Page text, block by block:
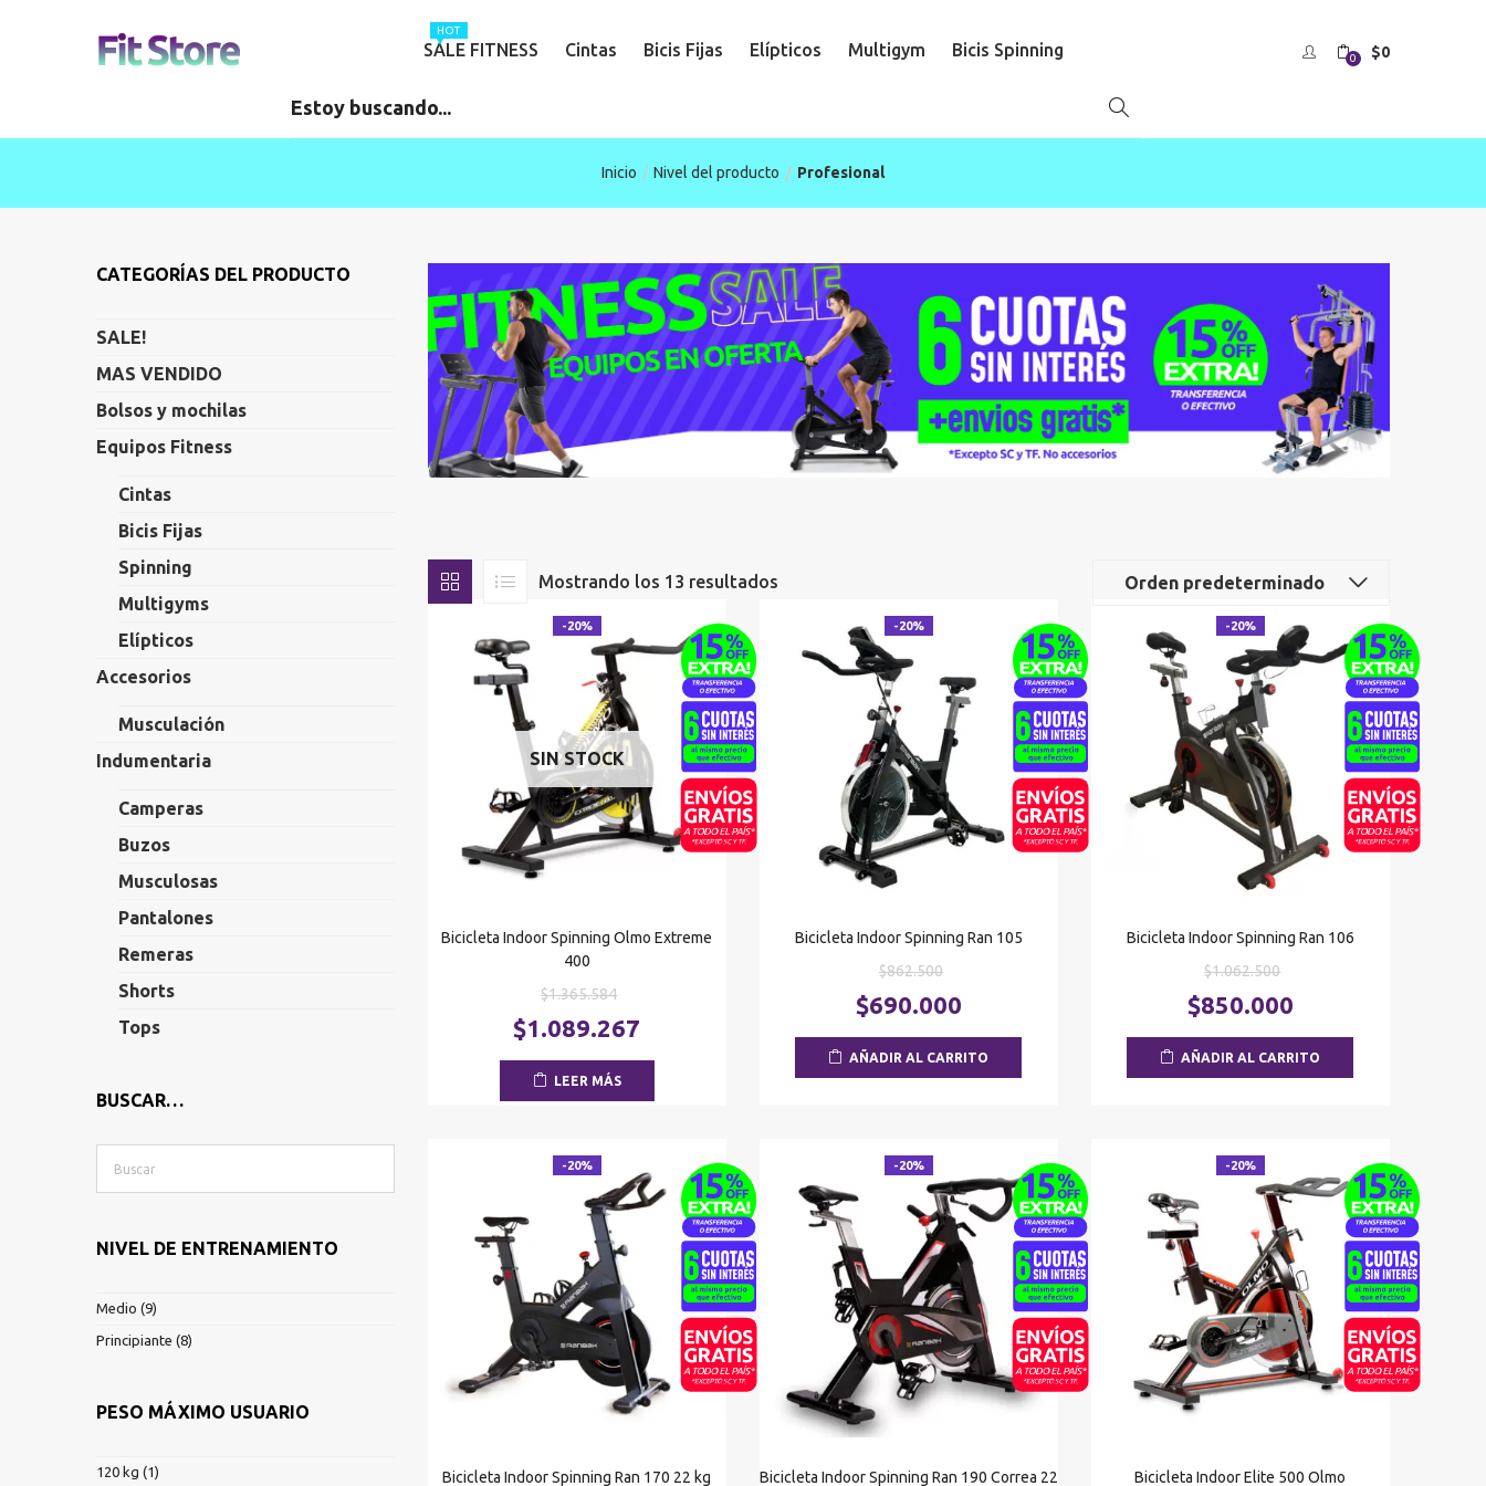
HOT
SALE FITNESS Cintas Bicis Fijas Elípticos Multigym Bicis Spinning 0 $0
Inicio Nivel del producto Profesional
Mostrando los 13 resultados Orden predeterminado
-20%
SIN STOCK
Bicicleta Indoor Spinning Olmo Extreme
400
$1.365.584El
precio
original
$1.089.267
LEER MÁS
-20%
Bicicleta Indoor Spinning Ran 105
$862.500El
precio
original
$690.000
AÑADIR AL CARRITO
-20%
Bicicleta Indoor Spinning Ran 106
$1.062.500El
precio
original
$850.000
AÑADIR AL CARRITO
-20%
Bicicleta Indoor Spinning Ran 170 22 kg
-20%
Bicicleta Indoor Spinning Ran 190 Correa 22
-20%
Bicicleta Indoor Elite 500 Olmo
CATEGORÍAS DEL PRODUCTO
SALE!
MAS VENDIDO
Bolsos y mochilas
Equipos Fitness
Cintas
Bicis Fijas
Spinning
Multigyms
Elípticos
Accesorios
Musculación
Indumentaria
Camperas
Buzos
Musculosas
Pantalones
Remeras
Shorts
Tops
BUSCAR…
NIVEL DE ENTRENAMIENTO
Medio (9)
Principiante (8)
PESO MÁXIMO USUARIO
120 kg (1)